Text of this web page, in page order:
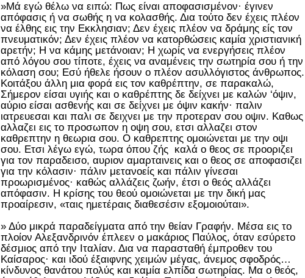
»Μά εγώ θέλω να ειπώ: Πως είναι αποφασισμένον· έγινεν
απόφασις ή να σωθής η να κολασθής. Δια τούτο δεν έχεις πλέον
να έλθης εις την Εκκλησιαν; Δεν έχεις πλέον να δράμης είς τον
πνευματικόν; Δεν έχεις πλέον να κατορθώσεις καμία χριστιανική
αρετήν; Η να κάμης μετάνοιαν; Η χωρίς να ενεργήσεις πλέον
από λόγου σου τίποτε, έχεις να αναμένεις την σωτηρία σου ή την
κόλαση σου; Εσύ ήθελε ήσουν ο πλέον ασυλλόγιστος άνθρωπος.
Κοιτάξου άλλη μια φορά εις τον καθρέπτην, σε παρακαλώ,
Σήμερον είσαι υγιής και ο καθρέπτης δε δείχνει με καλών ‘όψιν,
αύριο είσαι ασθενής και σε δείχνει με όψιν κακήν· παλιν
ιατρευεσαι και παλι σε δειχνει με την προτεραν σου οψιν. Καθως
αλλαζει εις το προσωπον η οψη σου, ετσι αλλαζει στον
καθρεπτην η θεωρια σου. Ο καθρεπτης ομοιώνεται με την οψι
σου. Ετσι λέγω εγώ, τωρα όπου ζής καλά ο θεος σε προοριζει
για τον παραδεισο, αυριον αμαρταινεις και ο θεος σε αποφασιζει
για την κόλασιν· πάλιν μετανοείς και πάλιν γίνεσαι
προωρισμένος· καθώς αλλάζεις ζωήν, έτσι ο θεός αλλάζει
απόφασιν. Η κρίσης του θεού ομοιώνεται με την δική μας
προαίρεσιν, «ταις ημετέραις διαθεσέσιν εξομοιούται».
» Δύο μικρά παραδείγματα από την θείαν Γραφήν. Μέσα εις το
πλοίον Αλεξανδρινόν έπλεεν ο μακάριος Παύλος, όταν εσύρετο
δέσμιος από την Ιταλίαν. Δια να παρασταθή έμπροθεν του
Καίσαρος· και ιδού έξαιφνης χειμών μέγας, άνεμος σφοδρός…
κίνδυνος θανάτου πολύς και καμία ελπίδα σωτηρίας. Μα ο θεός,